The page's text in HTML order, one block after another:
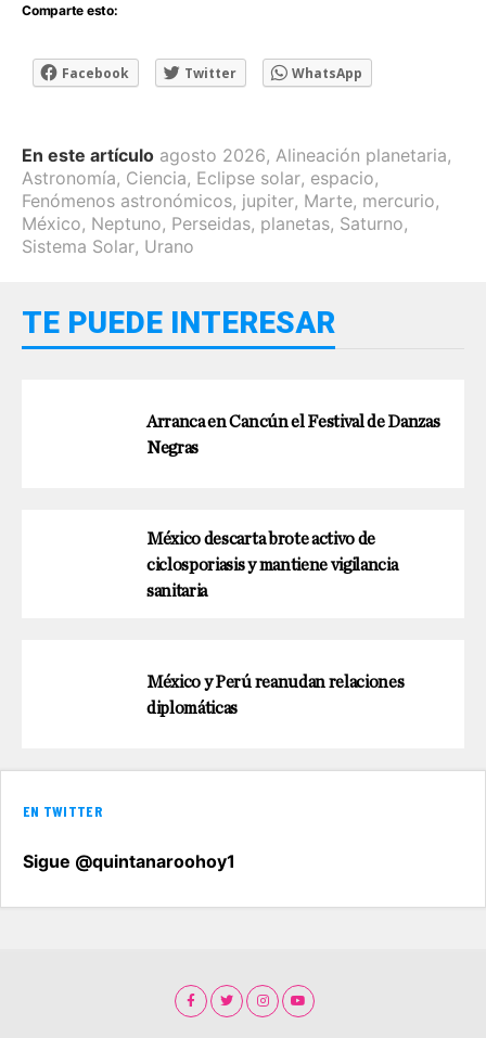
Comparte esto:
Facebook Twitter WhatsApp
En este artículo agosto 2026, Alineación planetaria,
Astronomía, Ciencia, Eclipse solar, espacio,
Fenómenos astronómicos, jupiter, Marte, mercurio,
México, Neptuno, Perseidas, planetas, Saturno,
Sistema Solar, Urano
TE PUEDE INTERESAR
Arranca en Cancún el Festival de Danzas
Negras
México descarta brote activo de
ciclosporiasis y mantiene vigilancia
sanitaria
México y Perú reanudan relaciones
diplomáticas
EN TWITTER
Sigue @quintanaroohoy1